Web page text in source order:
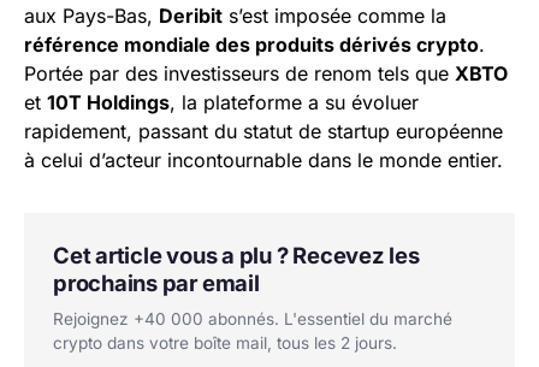
aux Pays-Bas, Deribit s’est imposée comme la
référence mondiale des produits dérivés crypto.
Portée par des investisseurs de renom tels que XBTO
et 10T Holdings, la plateforme a su évoluer
rapidement, passant du statut de startup européenne
à celui d’acteur incontournable dans le monde entier.
Cet article vous a plu ? Recevez les
prochains par email
Rejoignez +40 000 abonnés. L'essentiel du marché
crypto dans votre boîte mail, tous les 2 jours.